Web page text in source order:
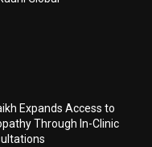
Expands Access to
Through In-Clinic